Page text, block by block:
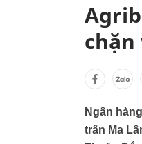
chặn
Ngân
trấn Ma